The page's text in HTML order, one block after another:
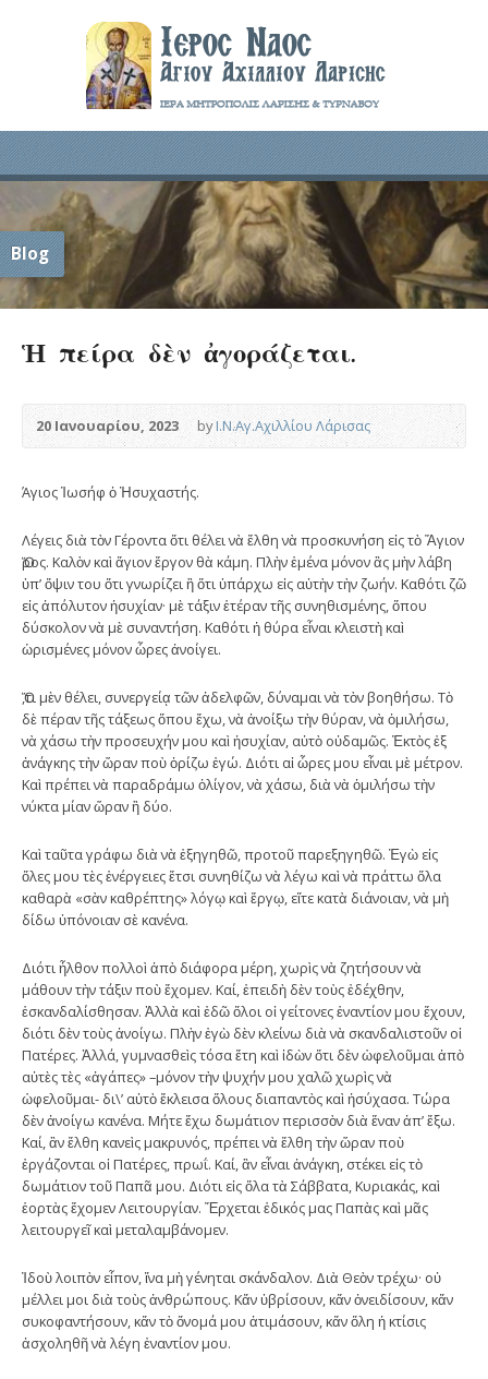
Blog
Ἡ πείρα δὲν ἀγοράζεται.
20 Ιανουαρίου, 2023 byΙ.Ν.Αγ.Αχιλλίου Λάρισας
Άγιος Ἰωσήφ ὁ Ἡσυχαστής.
Λέγεις διὰ τὸν Γέροντα ὅτι θέλει νὰ ἔλθη νὰ προσκυνήση εἰς τὸ Ἅγιον
Ὅρος. Καλὸν καὶ ἅγιον ἔργον θὰ κάμη. Πλὴν ἐμένα μόνον ἂς μὴν λάβη
ὑπ’ ὄψιν του ὅτι γνωρίζει ἢ ὅτι ὑπάρχω εἰς αὐτὴν τὴν ζωήν. Καθότι ζῶ
εἰς ἀπόλυτον ἡσυχίαν· μὲ τάξιν ἑτέραν τῆς συνηθισμένης, ὅπου
δύσκολον νὰ μὲ συναντήση. Καθότι ἡ θύρα εἶναι κλειστὴ καὶ
ὡρισμένες μόνον ὧρες ἀνοίγει.
Ὅ,τι μὲν θέλει, συνεργείᾳ τῶν ἀδελφῶν, δύναμαι νὰ τὸν βοηθήσω. Τὸ
δὲ πέραν τῆς τάξεως ὅπου ἔχω, νὰ ἀνοίξω τὴν θύραν, νὰ ὁμιλήσω,
νὰ χάσω τὴν προσευχήν μου καὶ ἡσυχίαν, αὐτὸ οὐδαμῶς. Ἐκτὸς ἐξ
ἀνάγκης τὴν ὥραν ποὺ ὁρίζω ἐγώ. Διότι αἱ ὧρες μου εἶναι μὲ μέτρον.
Καὶ πρέπει νὰ παραδράμω ὀλίγον, νὰ χάσω, διὰ νὰ ὁμιλήσω τὴν
νύκτα μίαν ὥραν ἢ δύο.
Καὶ ταῦτα γράφω διὰ νὰ ἐξηγηθῶ, προτοῦ παρεξηγηθῶ. Ἐγὼ εἰς
ὅλες μου τὲς ἐνέργειες ἔτσι συνηθίζω νὰ λέγω καὶ νὰ πράττω ὅλα
καθαρὰ «σὰν καθρέπτης» λόγῳ καὶ ἔργῳ, εἴτε κατὰ διάνοιαν, νὰ μὴ
δίδω ὑπόνοιαν σὲ κανένα.
Διότι ἦλθον πολλοὶ ἀπὸ διάφορα μέρη, χωρὶς νὰ ζητήσουν νὰ
μάθουν τὴν τάξιν ποὺ ἔχομεν. Καί, ἐπειδὴ δὲν τοὺς ἐδέχθην,
ἐσκανδαλίσθησαν. Ἀλλὰ καὶ ἐδῶ ὅλοι οἱ γείτονες ἐναντίον μου ἔχουν,
διότι δὲν τοὺς ἀνοίγω. Πλὴν ἐγὼ δὲν κλείνω διὰ νὰ σκανδαλιστοῦν οἱ
Πατέρες. Ἀλλά, γυμνασθεὶς τόσα ἔτη καὶ ἰδὼν ὅτι δὲν ὠφελοῦμαι ἀπὸ
αὐτὲς τὲς «ἀγάπες» –μόνον τὴν ψυχήν μου χαλῶ χωρὶς νὰ
ὠφελοῦμαι- δι\’ αὐτὸ ἔκλεισα ὅλους διαπαντὸς καὶ ἡσύχασα. Τώρα
δὲν ἀνοίγω κανένα. Μήτε ἔχω δωμάτιον περισσὸν διὰ ἕναν ἀπ’ ἔξω.
Καί, ἂν ἔλθη κανεὶς μακρυνός, πρέπει νὰ ἔλθη τὴν ὥραν ποὺ
ἐργάζονται οἱ Πατέρες, πρωΐ. Καί, ἂν εἶναι ἀνάγκη, στέκει εἰς τὸ
δωμάτιον τοῦ Παπᾶ μου. Διότι εἰς ὅλα τὰ Σάββατα, Κυριακάς, καὶ
ἑορτὰς ἔχομεν Λειτουργίαν. Ἔρχεται ἐδικός μας Παπὰς καὶ μᾶς
λειτουργεῖ καὶ μεταλαμβάνομεν.
Ἰδοὺ λοιπὸν εἶπον, ἵνα μὴ γένηται σκάνδαλον. Διὰ Θεὸν τρέχω· οὐ
μέλλει μοι διὰ τοὺς ἀνθρώπους. Κἄν ὑβρίσουν, κἄν ὀνειδίσουν, κἄν
συκοφαντήσουν, κἄν τὸ ὄνομά μου ἀτιμάσουν, κἄν ὅλη ἡ κτίσις
ἀσχοληθῆ νὰ λέγη ἐναντίον μου.